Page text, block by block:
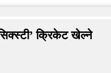
क्रिकेट खेल्ने